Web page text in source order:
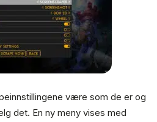
være som de er og
det. En ny meny vises med